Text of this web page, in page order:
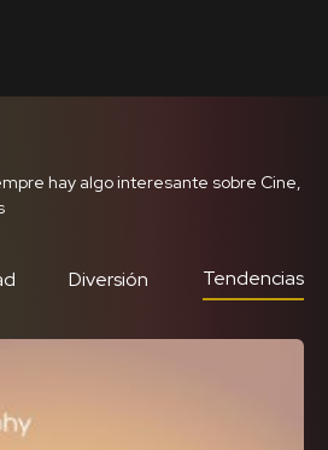
hay algo interesante sobre Cine,
Diversión Tendencias